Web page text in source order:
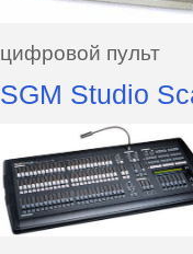
цифровой пульт
SGM Studio